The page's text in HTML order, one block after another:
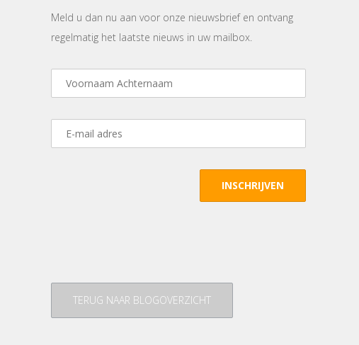
Meld u dan nu aan voor onze nieuwsbrief en ontvang
regelmatig het laatste nieuws in uw mailbox.
TERUG NAAR BLOGOVERZICHT